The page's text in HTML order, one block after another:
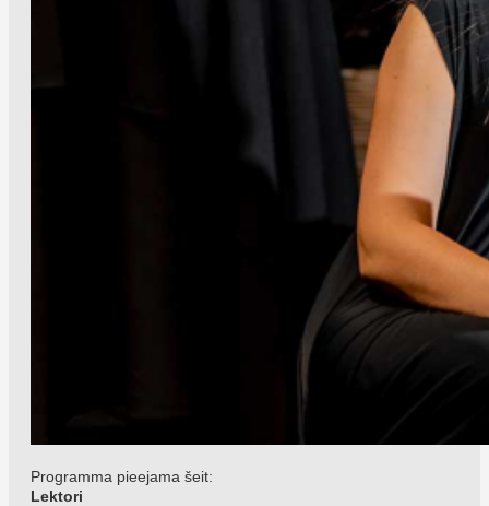
Programma pieejama šeit:
Lektori